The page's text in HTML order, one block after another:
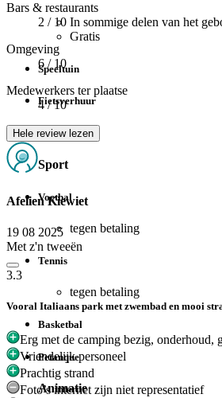
In sommige delen van het
Gratis
Speeltuin
Fietsverhuur
Kluisverhuur
Sport
Voetbal
tegen betaling
Tennis
tegen betaling
Basketbal
Petanque
Animatie
Bars & restaurants
2 / 10
Omgeving
6 / 10
Medewerkers ter plaatse
4/ 10
Hele review lezen
Afelien Kiewiet
19 08 2025
Met z'n tweeën
3.3
Vooral Italiaans park met zwembad en mooi
Erg met de camping bezig, onderhoud,
Vriendelijk personeel
Prachtig strand
Foto’s internet zijn niet representatief